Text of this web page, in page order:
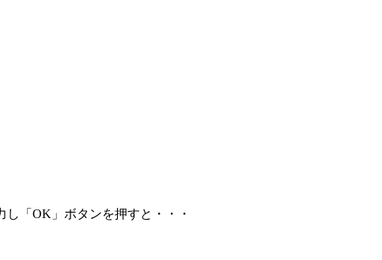
「OK」ボタンを押すと・・・